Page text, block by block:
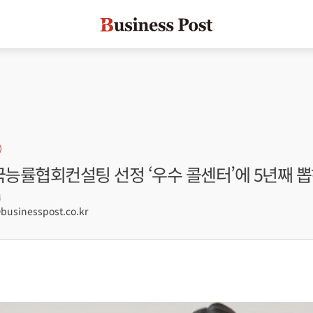
률협회컨설팅 선정 ‘우수 콜센터’에 5년째